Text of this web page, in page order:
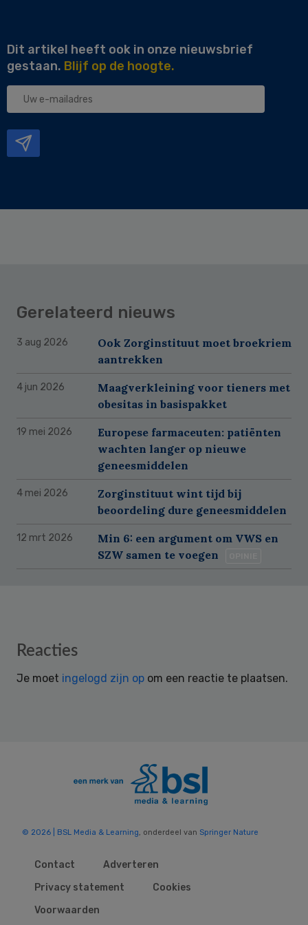
Dit artikel heeft ook in onze nieuwsbrief
gestaan. Blijf op de hoogte.
Uw
Gerelateerd nieuws
3 aug 2026
Ook Zorginstituut moet broekriem
aantrekken
4 jun 2026
Maagverkleining voor tieners met
obesitas in basispakket
19 mei 2026
Europese farmaceuten: patiënten
wachten langer op nieuwe
geneesmiddelen
4 mei 2026
Zorginstituut wint tijd bij
beoordeling dure geneesmiddelen
12 mrt 2026
Min 6: een argument om VWS en
SZW samen te voegen
Reader
Reacties
Je moet ingelogd zijn op om een reactie te plaatsen.
© 2026 | BSL Media & Learning , onderdeel van Springer Nature
Contact
Adverteren
Privacy statement
Cookies
Voorwaarden